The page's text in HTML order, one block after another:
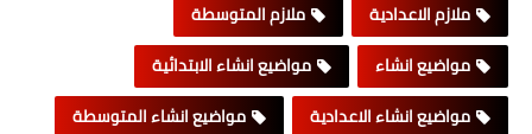
ملازم الاعدادية
ملازم المتوسطة
مواضيع انشاء
مواضيع انشاء الابتدائية
مواضيع انشاء الاعدادية
مواضيع انشاء المتوسطة